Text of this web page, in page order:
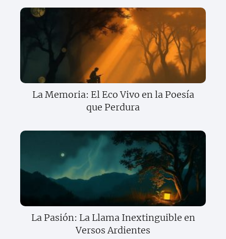
La Memoria: El Eco Vivo en la Poesía
que Perdura
La Pasión: La Llama Inextinguible en
Versos Ardientes